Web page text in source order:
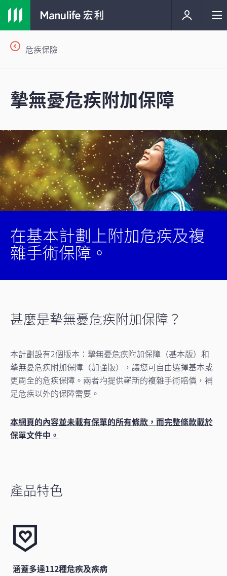
危疾保險
摯無憂危疾附加保障
在基本計劃上附加危疾及複
雜手術保障。
甚麼是摯無憂危疾附加保障？
本計劃設有2個版本：摯無憂危疾附加保障（基本版）和
摯無憂危疾附加保障（加強版），讓您可自由選擇基本或
更周全的危疾保障。兩者均提供嶄新的複雜手術賠償，補
足危疾以外的保障需要。
本網頁的內容並未載有保單的所有條款，而完整條款載於
保單文件中。
產品特色
涵蓋多達112種危疾及疾病